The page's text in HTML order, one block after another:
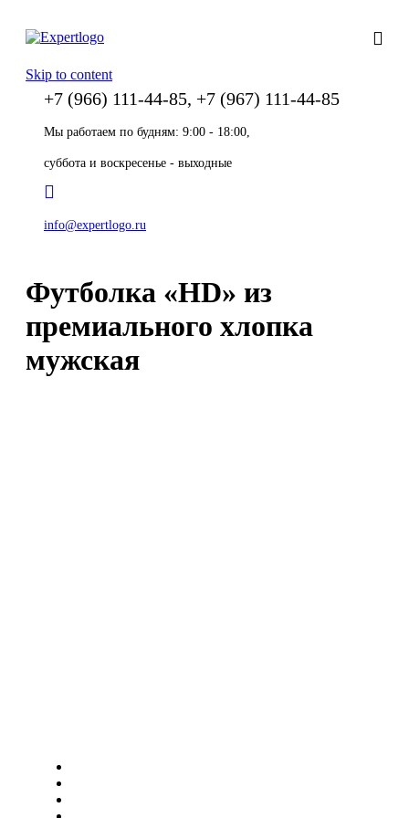
Skip to content
+7 (966) 111-44-85, +7 (967) 111-44-85
Мы работаем по будням: 9:00 - 18:00,
суббота и воскресенье - выходные
info@expertlogo.ru
Футболка «HD» из
премиального хлопка
мужская